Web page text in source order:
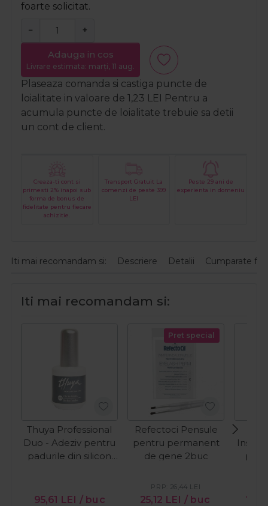
foarte solicitat.
− +
Adauga in cos
Livrare estimata: marți, 11 aug.
Plaseaza comanda si castiga puncte de
loialitate in valoare de 1,23 LEI Pentru a
acumula puncte de loialitate trebuie sa detii
un cont de client.
Creaza-ti cont si
primesti 2% inapoi sub
forma de bonus de
fidelitate pentru fiecare
achizitie.
Transport Gratuit La
comenzi de peste 399
LEI
Peste 29 ani de
experienta in domeniu
Iti mai recomandam si: Descriere Detalii Cumparate
Iti mai recomandam si:
Thuya Professional
Duo - Adeziv pentru
padurile din silicon
95,61 LEI / buc
Pret special
Refectoci Pensule
pentru permanent
de gene 2buc
25,12 LEI / buc
PRP: 26,44 LEI